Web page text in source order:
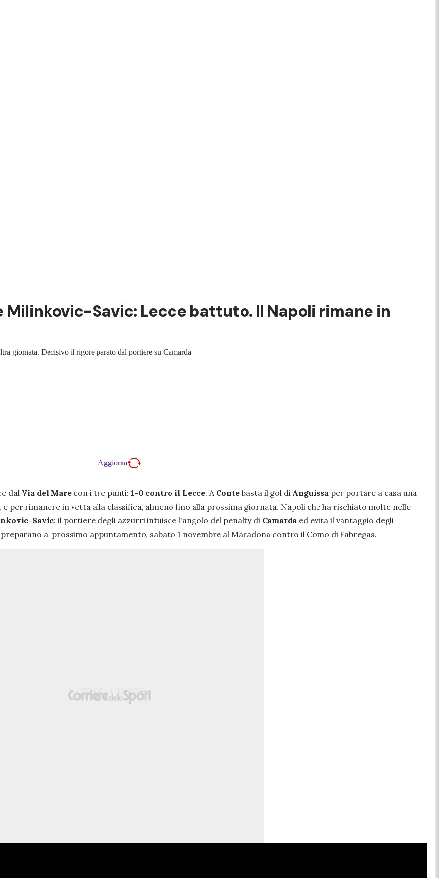
Milinkovic-Savic: Lecce battuto. Il Napoli rimane in
giornata. Decisivo il rigore parato dal portiere su Camarda
Aggiorna
dal Via del Mare con i tre punti: 1-0 contro il Lecce. A Conte basta il gol di Anguissa per portare a casa una
per rimanere in vetta alla classifica, almeno fino alla prossima giornata. Napoli che ha rischiato molto nelle
Savic: il portiere degli azzurri intuisce l'angolo del penalty di Camarda ed evita il vantaggio degli
al prossimo appuntamento, sabato 1 novembre al Maradona contro il Como di Fabregas.